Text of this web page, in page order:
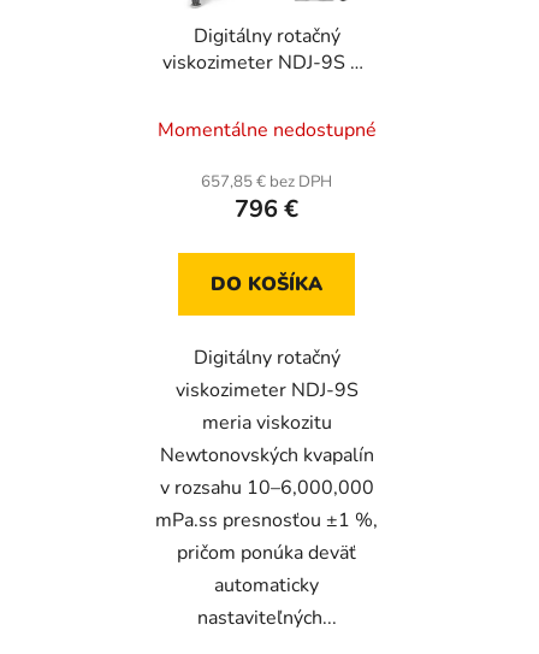
Digitálny rotačný
viskozimeter NDJ-9S na
viskozity
Newtonovských
kvapalín, rozsah 10-
6000000 mPa.s
Momentálne nedostupné
657,85 € bez DPH
796 €
DO KOŠÍKA
Digitálny rotačný
viskozimeter NDJ-9S
meria viskozitu
Newtonovských kvapalín
v rozsahu 10–6,000,000
mPa.ss presnosťou ±1 %,
pričom ponúka deväť
automaticky
nastaviteľných...